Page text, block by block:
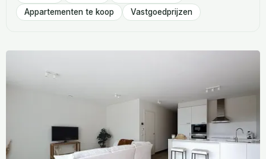
Appartementen te koop
Vastgoedprijzen